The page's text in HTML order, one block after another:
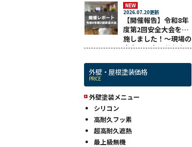
NEW
2026.07.20更新
【開催報告】令和8年
度第2回安全大会を実
施しました！～現場の
安全と工事品質を守る
外壁・屋根塗装価格
PRICE
外壁塗装メニュー
シリコン
高耐久フッ素
超高耐久遮熱
最上級無機